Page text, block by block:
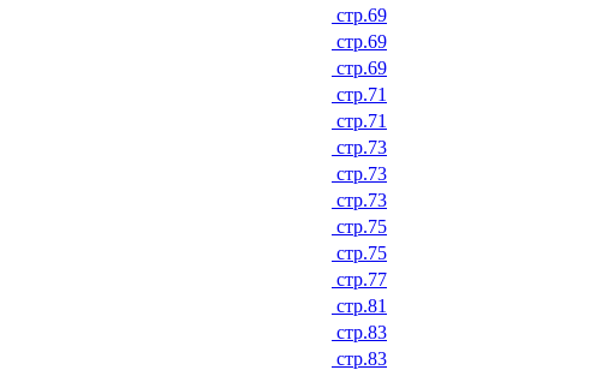
стр.69
стр.69
стр.69
стр.71
стр.71
стр.73
стр.73
стр.73
стр.75
стр.75
стр.77
стр.81
стр.83
стр.83